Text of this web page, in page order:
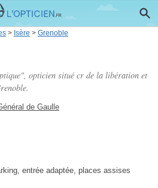
> Isère > Grenoble
opticien situé cr de la libération et
de Gaulle
entrée adaptée, places assises